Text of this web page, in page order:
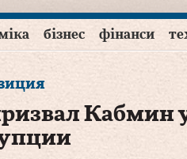
бізнес фінанси
Кабмин